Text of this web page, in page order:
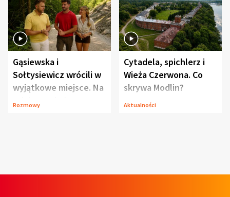
Gąsiewska i
Sołtysiewicz wrócili w
wyjątkowe miejsce. Na
szlaku czekał
Rozmowy
Cytadela, spichlerz i
Wieża Czerwona. Co
skrywa Modlin?
Aktualności